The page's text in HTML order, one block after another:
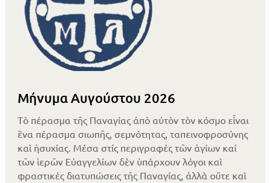
Μήνυμα Αυγούστου 2026
Τὸ πέρασμα τῆς Παναγίας ἀπὸ αὐτὸν τὸν κόσμο εἶναι
ἕνα πέρασμα σιωπῆς, σεμνότητας, ταπεινοφροσύνης
καὶ ἡσυχίας. Μέσα στίς περιγραφές τῶν ἁγίων καί
τῶν ἱερῶν Εὐαγγελίων δὲν ὑπάρχουν λόγοι καὶ
φραστικές διατυπώσεις τῆς Παναγίας, ἀλλὰ οὔτε καὶ